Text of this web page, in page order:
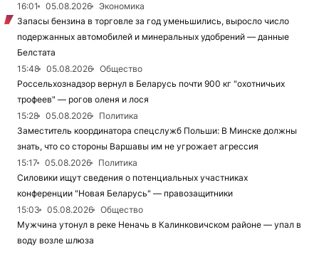
16:01
05.08.2026
Экономика
Запасы бензина в торговле за год уменьшились, выросло число
подержанных автомобилей и минеральных удобрений — данные
Белстата
15:48
05.08.2026
Общество
Россельхознадзор вернул в Беларусь почти 900 кг "охотничьих
трофеев" — рогов оленя и лося
15:28
05.08.2026
Политика
Заместитель координатора спецслужб Польши: В Минске должны
знать, что со стороны Варшавы им не угрожает агрессия
15:17
05.08.2026
Политика
Силовики ищут сведения о потенциальных участниках
конференции "Новая Беларусь" — правозащитники
15:03
05.08.2026
Общество
Мужчина утонул в реке Неначь в Калинковичском районе — упал в
воду возле шлюза